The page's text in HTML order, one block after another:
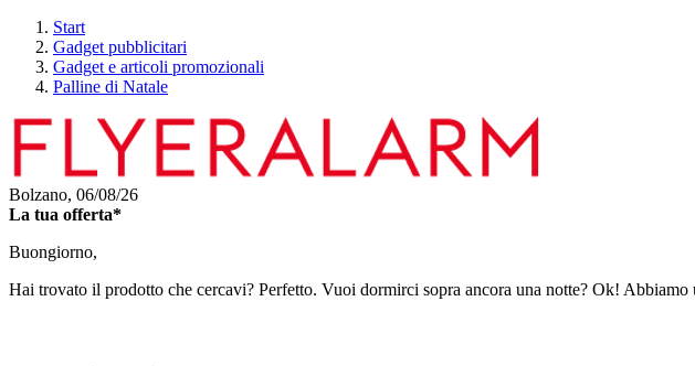
Start
Gadget pubblicitari
Gadget e articoli promozionali
Palline di Natale
Bolzano, 06/08/26
La tua offerta*
Buongiorno,
Hai trovato il prodotto che cercavi? Perfetto. Vuoi dormirci sopra ancora una notte? Ok! Abbiamo